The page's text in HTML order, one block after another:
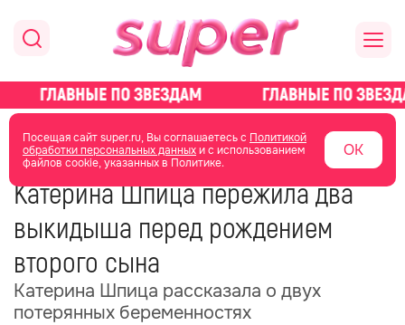
Посещая сайт super.ru, Вы соглашаетесь с Политикой
обработки персональных данныхи с использованием
файлов cookie, указанных в Политике.
ОК
главная новости о звездах новости
05 июля 07:32
Катерина Шпица пережила два
выкидыша перед рождением
второго сына
Катерина Шпица рассказала о двух
потерянных беременностях